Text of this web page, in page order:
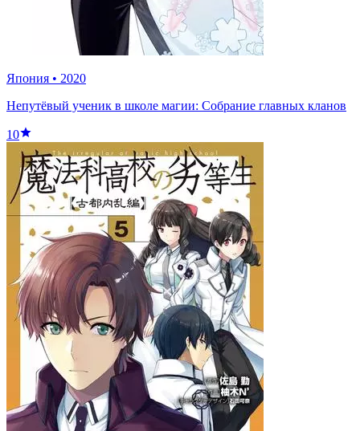
Япония • 2020
Непутёвый ученик в школе магии: Собрание главных кланов
10